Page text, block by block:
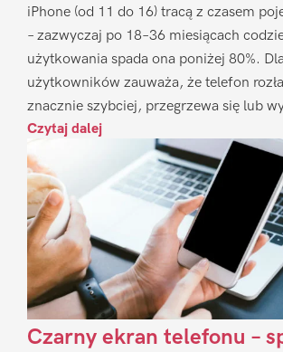
iPhone (od 11 do 16) tracą z czasem
– zazwyczaj po 18–36 miesiącach
użytkowania spada ona poniżej 80%.
użytkowników zauważa, że telefon
znacznie szybciej, przegrzewa się lub
Czytaj dalej
Czarny ekran telefonu –